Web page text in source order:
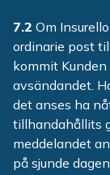
7.2 Om
ordinarie post
kommit
avsändandet.
det anses ha
tillhandahållits
meddelandet
på sjunde